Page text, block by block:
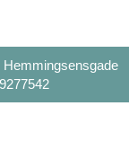
Hemmingsensgade